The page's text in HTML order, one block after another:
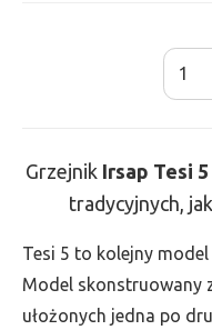
ilość
-
wys.
1000,
szer.
Grzejnik Irsap Tesi 5
tradycyjnych,
Tesi 5 to kolejny
Model skonstruowany
ułożonych jedna po